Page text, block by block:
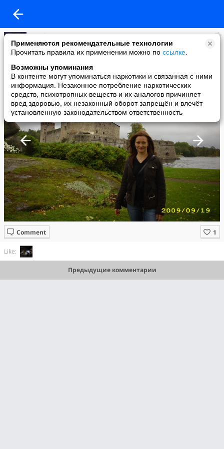
Применяются рекомендательные технологии
Прочитать правила их применении можно по ссылке
Возможны упоминания
В контенте могут упоминаться наркотики и связанная с ними
информация. Незаконное потребление наркотических
средств, психотропных веществ и их аналогов причиняет
вред здоровью, их незаконный оборот запрещён и влечёт
установленную законодательством ответственность
Natch
added a photo
23 Sep в 11:56
Comment
Like:
Предыдущие комментарии